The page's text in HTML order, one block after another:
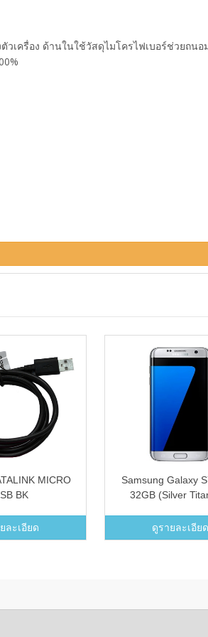
เครื่อง ด้านในใช้วัสดุไมโครไฟเบอร์ช่วยถนอ
MICRO
BK
ละเอียด
Samsung Galaxy
32GB (Silver
ดูรายละเอียด